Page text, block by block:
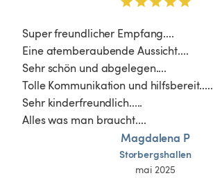
Super freundlicher Empfang....
Eine atemberaubende Aussicht....
Sehr schön und abgelegen....
Tolle Kommunikation und hilfsbereit.....
Sehr kinderfreundlich.....
Magdalena P
Storbergshallen
mai 2025